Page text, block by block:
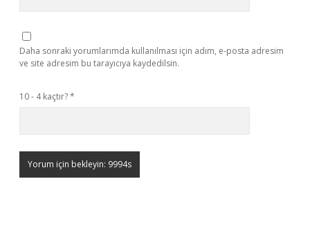
Daha sonraki yorumlarımda kullanılması için adım, e-posta adresim
ve site adresim bu tarayıcıya kaydedilsin.
10 - 4 kaçtır?*